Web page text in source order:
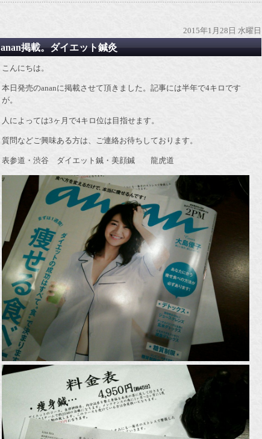
2015年1月28日 水曜日
anan掲載。ダイエット鍼灸
こんにちは。
本日発売のananに掲載させて頂きました。記事には半年で4キロです
が。
人によっては3ヶ月で4キロ位は目指せます。
質問などご興味ある方は、ご連絡お待ちしております。
表参道・渋谷 ダイエット鍼・美顔鍼 龍虎道